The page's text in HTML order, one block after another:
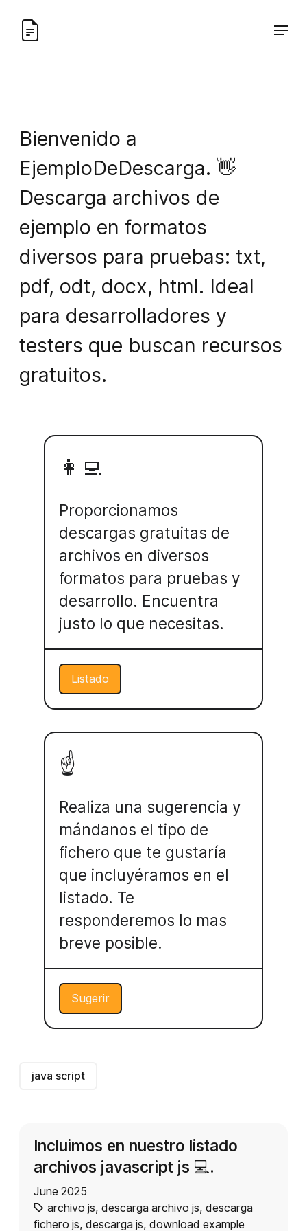
Bienvenido a
EjemploDeDescarga. 👋
Descarga archivos de
ejemplo en formatos
diversos para pruebas: txt,
pdf, odt, docx, html. Ideal
para desarrolladores y
testers que buscan recursos
gratuitos.
👩‍💻
Proporcionamos
descargas gratuitas de
archivos en diversos
formatos para pruebas y
desarrollo. Encuentra
justo lo que necesitas.
Listado
☝️
Realiza una sugerencia y
mándanos el tipo de
fichero que te gustaría
que incluyéramos en el
listado. Te
responderemos lo mas
breve posible.
Sugerir
java script
Incluimos en nuestro listado
archivos javascript js 💻​.
June 2025
archivo js,descarga archivo js,descarga
fichero js,descarga js,download example